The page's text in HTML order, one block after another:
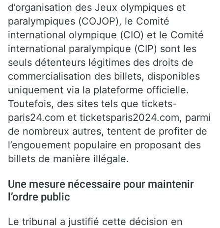
d’organisation des Jeux olympiques et
paralympiques (COJOP), le Comité
international olympique (CIO) et le Comité
international paralympique (CIP) sont les
seuls détenteurs légitimes des droits de
commercialisation des billets, disponibles
uniquement via la plateforme officielle.
Toutefois, des sites tels que tickets-
paris24.com et ticketsparis2024.com, parmi
de nombreux autres, tentent de profiter de
l’engouement populaire en proposant des
billets de manière illégale.
Une mesure nécessaire pour maintenir
l’ordre public
Le tribunal a justifié cette décision en